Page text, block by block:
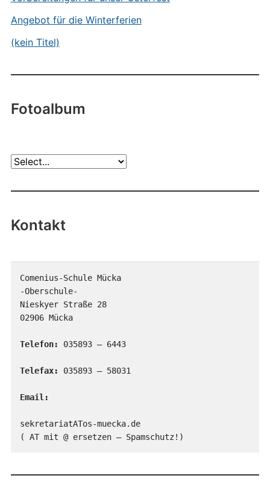
Angebot für die Winterferien
(kein Titel)
Fotoalbum
Kontakt
Comenius-Schule Mücka
-Oberschule-
Nieskyer Straße 28
02906 Mücka
Telefon: 035893 – 6443
Telefax: 035893 – 58031
Email:
sekretariatATos-muecka.de
( AT mit @ ersetzen – Spamschutz!)